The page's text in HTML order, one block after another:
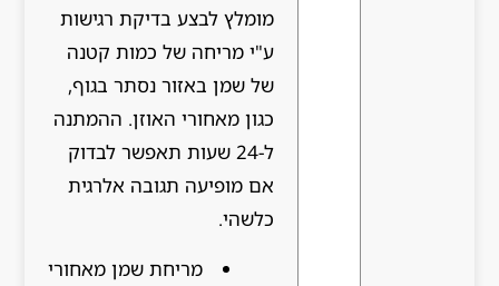
מומלץ לבצע בדיקת רגישות
ע"י מריחה של כמות קטנה
של שמן באזור נסתר בגוף,
כגון מאחורי האוזן. ההמתנה
ל-24 שעות תאפשר לבדוק
אם מופיעה תגובה אלרגית
כלשהי.
מריחת שמן מאחורי